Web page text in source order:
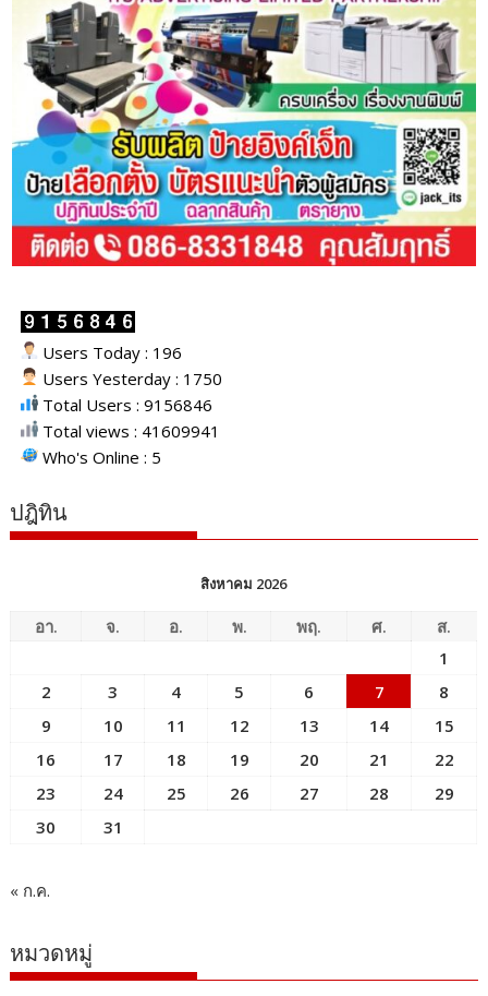
Users Today : 196
Users Yesterday : 1750
Total Users : 9156846
Total views : 41609941
Who's Online : 5
ปฎิทิน
สิงหาคม 2026
อา. จ. อ. พ. พฤ. ศ.
ส.
1
2
3 4 5 6 7
8
9
10 11 12 13 14
15
16
17 18 19 20 21
22
23
24 25 26 27 28
29
30
31
« ก.ค.
หมวดหมู่